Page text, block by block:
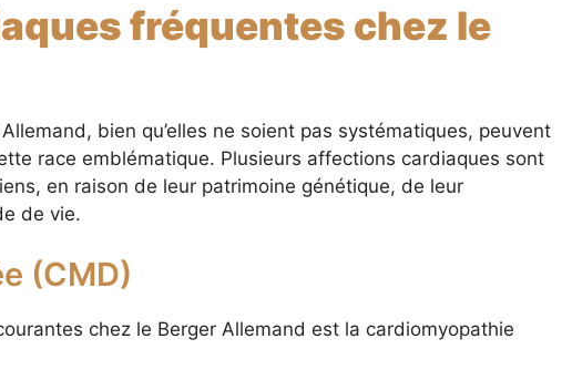
fréquentes chez le
bien qu’elles ne soient pas systématiques, peuvent
race emblématique. Plusieurs affections cardiaques sont
en raison de leur patrimoine génétique, de leur
de vie.
(CMD)
chez le Berger Allemand est la cardiomyopathie